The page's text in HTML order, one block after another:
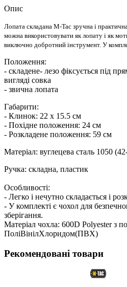
Опис
Лопата складана M-Tac зручна і
можна використовувати як лопату і як
виключно добротний інструмент. У
Положення:
- складене- лезо фіксується під
вигляді совка
- звична лопата
Габарити:
- Клинок: 22 х 15.5 см
- Похідне положення: 24 см
- Розкладене положення: 59 см
Матеріал: вуглецева сталь 1050
Ручка: складна, пластик
Особливості:
- Легко і нечутно складається і
- У комплекті є чохол для
зберігання.
Матеріал чохла: 600D Polyester з
ПоліВінілХлоридом(ПВХ)
Рекомендовані товари